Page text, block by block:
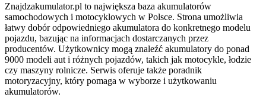
Znajdzakumulator.pl to największa baza akumulatorów
samochodowych i motocyklowych w Polsce. Strona umożliwia
łatwy dobór odpowiedniego akumulatora do konkretnego modelu
pojazdu, bazując na informacjach dostarczanych przez
producentów. Użytkownicy mogą znaleźć akumulatory do ponad
9000 modeli aut i różnych pojazdów, takich jak motocykle, łodzie
czy maszyny rolnicze. Serwis oferuje także poradnik
motoryzacyjny, który pomaga w wyborze i użytkowaniu
akumulatorów.